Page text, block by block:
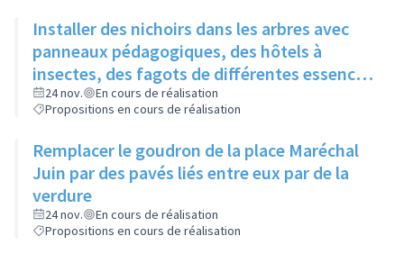
Installer des nichoirs dans les arbres avec
panneaux pédagogiques, des hôtels à
insectes, des fagots de différentes essences
pour stimuler la biodiversité sur la place du
Château à la Roue
24 nov.
En cours de réalisation
Propositions en cours de réalisation
Remplacer le goudron de la place Maréchal
Juin par des pavés liés entre eux par de la
verdure
24 nov.
En cours de réalisation
Propositions en cours de réalisation